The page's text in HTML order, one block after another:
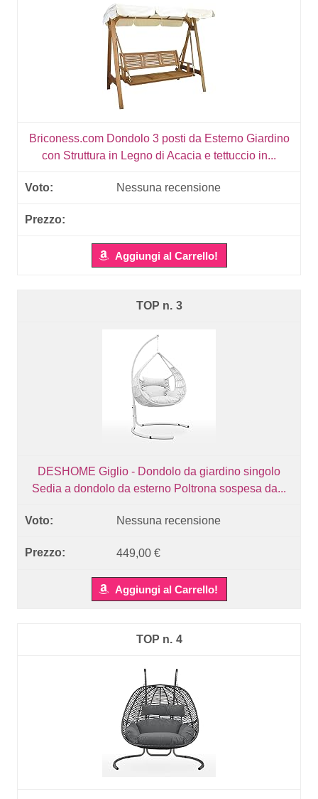
Briconess.com Dondolo 3 posti da Esterno Giardino
con Struttura in Legno di Acacia e tettuccio in...
Nessuna recensione
Aggiungi al Carrello!
3
DESHOME Giglio - Dondolo da giardino singolo
Sedia a dondolo da esterno Poltrona sospesa da...
Nessuna recensione
449,00 €
Aggiungi al Carrello!
4